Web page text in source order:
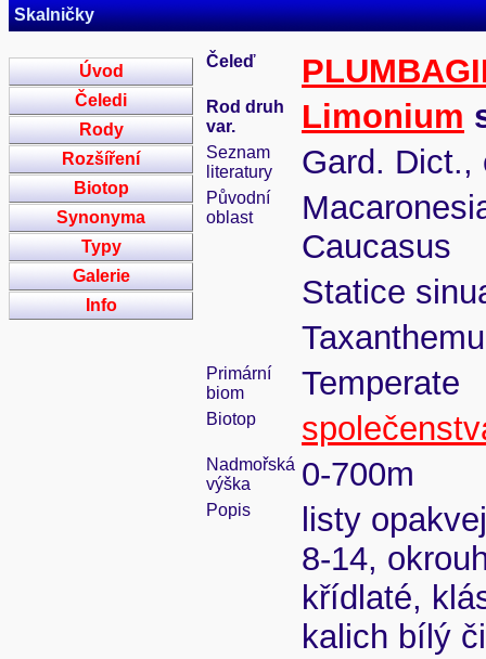
Skalničky
Úvod
Čeledi
Rody
Rozšíření
Biotop
Synonyma
Typy
Galerie
Info
Čeleď
Rod druh
var.
Limonium
Seznam
literatury
Gard. Dict.,
Původní
oblast
Caucasus
Statice
Primární
biom
Temperate
Biotop
Nadmořská
výška
0-700m
Popis
listy
8-14,
křídlaté,
kalich bílý